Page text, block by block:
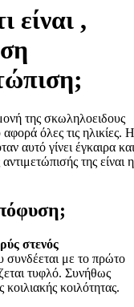
είναι ,
της σκωληλοειδους
όλες τις ηλικίες. Η
αυτό γίνει έγκαιρα και
της είναι η
στενός
συνδέεται με το πρώτο
τυφλό. Συνήθως
κοιλότητας.